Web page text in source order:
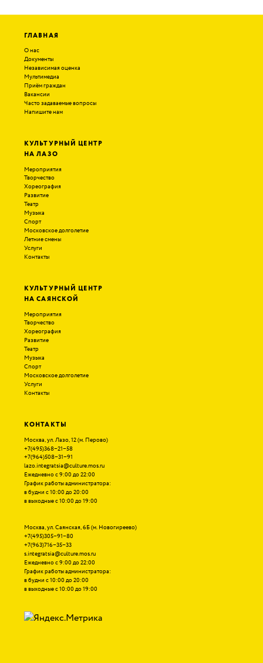
ГЛАВНАЯ
О нас
Документы
Независимая оценка
Мультимедиа
Приём граждан
Вакансии
Часто задаваемые вопросы
Напишите нам
КУЛЬТУРНЫЙ ЦЕНТР
НА ЛАЗО
Мероприятия
Творчество
Хореография
Развитие
Театр
Музыка
Спорт
Московское долголетие
Летние смены
Услуги
Контакты
КУЛЬТУРНЫЙ ЦЕНТР
НА САЯНСКОЙ
Мероприятия
Творчество
Хореография
Развитие
Театр
Музыка
Спорт
Московское долголетие
Услуги
Контакты
КОНТАКТЫ
Москва, ул. Лазо, 12(м. Перово)
+7(495)368−21−58
+7(964)508−31−91
lazo.integratsia@culture.mos.ru
Ежедневно с 9:00 до 22:00
График работы администратора:
в будни с 10:00 до 20:00
в выходные с 10:00 до 19:00
Москва, ул. Саянская, 6Б(м. Новогиреево)
+7(495)305−91−80
+7(963)716−35−33
s.integratsia@culture.mos.ru
Ежедневно с 9:00 до 22:00
График работы администратора:
в будни с 10:00 до 20:00
в выходные с 10:00 до 19:00